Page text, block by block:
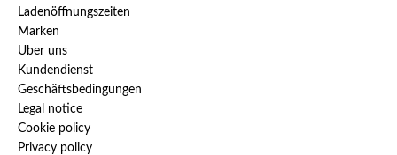
Ladenöffnungszeiten
Marken
Uber uns
Kundendienst
Geschäftsbedingungen
Legal notice
Cookie policy
Privacy policy